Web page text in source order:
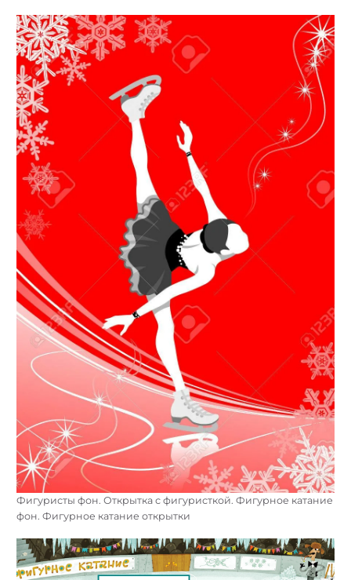
Фигуристы фон. Открытка с фигуристкой. Фигурное катание
фон. Фигурное катание открытки